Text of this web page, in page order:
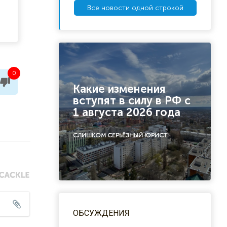
0
Все новости одной строкой
Какие изменения
вступят в силу в РФ с
1 августа 2026 года
СЛИШКОМ СЕРЬЁЗНЫЙ ЮРИСТ
ОБСУЖДЕНИЯ